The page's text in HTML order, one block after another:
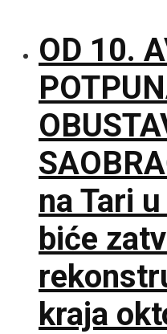
OD 10.
na Tari
biće
kraja